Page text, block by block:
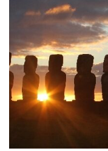
Chile